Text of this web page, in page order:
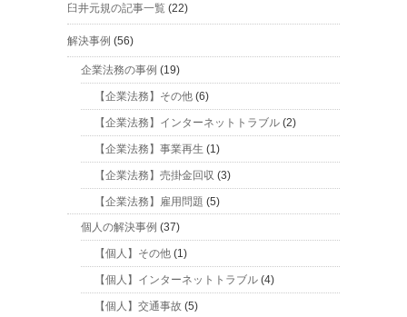
臼井元規の記事一覧 (22)
解決事例 (56)
企業法務の事例 (19)
【企業法務】その他 (6)
【企業法務】インターネットトラブル (2)
【企業法務】事業再生 (1)
【企業法務】売掛金回収 (3)
【企業法務】雇用問題 (5)
個人の解決事例 (37)
【個人】その他 (1)
【個人】インターネットトラブル (4)
【個人】交通事故 (5)